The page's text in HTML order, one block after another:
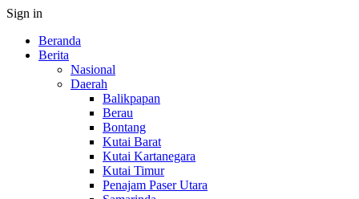
Sign in
Beranda
Berita
Nasional
Daerah
Balikpapan
Berau
Bontang
Kutai Barat
Kutai Kartanegara
Kutai Timur
Penajam Paser Utara